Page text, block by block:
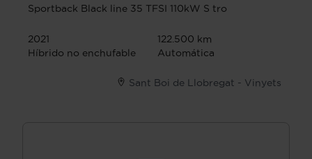
Sportback Black line 35 TFSI 110kW S tro
2021
122.500 km
Híbrido no enchufable
Automática
Sant Boi de Llobregat - Vinyets